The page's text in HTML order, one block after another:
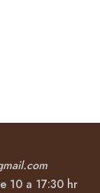
10 a 17:30 hr